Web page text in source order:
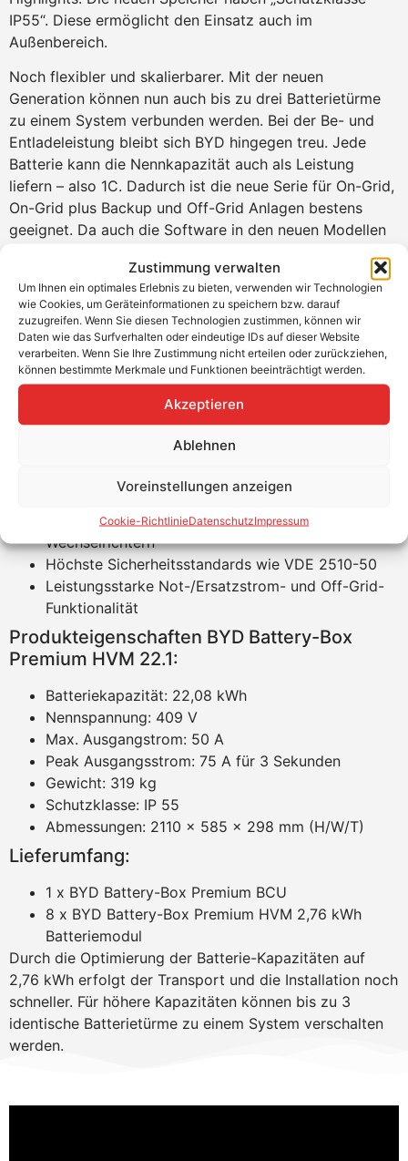
Zustimmung verwalten
Um Ihnen ein optimales Erlebnis zu bieten, verwenden wir Technologien
wie Cookies, um Geräteinformationen zu speichern bzw. darauf
zuzugreifen. Wenn Sie diesen Technologien zustimmen, können wir
Daten wie das Surfverhalten oder eindeutige IDs auf dieser Website
verarbeiten. Wenn Sie Ihre Zustimmung nicht erteilen oder zurückziehen,
können bestimmte Merkmale und Funktionen beeinträchtigt werden.
Akzeptieren
Ablehnen
Voreinstellungen anzeigen
Cookie-RichtlinieDatenschutzImpressum
IP55“. Diese ermöglicht den Einsatz auch im
Außenbereich.
Noch flexibler und skalierbarer. Mit der neuen
Generation können nun auch bis zu drei Batterietürme
zu einem System verbunden werden. Bei der Be- und
Entladeleistung bleibt sich BYD hingegen treu. Jede
Batterie kann die Nennkapazität auch als Leistung
liefern – also 1C. Dadurch ist die neue Serie für On-Grid,
On-Grid plus Backup und Off-Grid Anlagen bestens
geeignet. Da auch die Software in den neuen Modellen
Probleme mit Kostal, SMA, Fronius und GoodWe
kompatibel.
Produktvorteile:
Preisgekrönte Effizienz dank echter
Serienschaltung
Das patentierte modulare Steckdesign erfordert
maximale Flexibilität und Benutzerfreundlichkeit
Kobaltfreie Lithium-Eisen-Phosphat-Batterie (LFP):
Maximale Sicherheit, Lebensdauer und Leistung
Kompatibel mit führenden 1- und 3-Phasen-
Wechselrichtern
Höchste Sicherheitsstandards wie VDE 2510-50
Leistungsstarke Not-/Ersatzstrom- und Off-Grid-
Funktionalität
Produkteigenschaften BYD Battery-Box
Premium HVM 22.1:
Batteriekapazität: 22,08 kWh
Nennspannung: 409 V
Max. Ausgangstrom: 50 A
Peak Ausgangsstrom: 75 A für 3 Sekunden
Gewicht: 319 kg
Schutzklasse: IP 55
Abmessungen: 2110 x 585 x 298 mm (H/W/T)
Lieferumfang:
1 x BYD Battery-Box Premium BCU
8 x BYD Battery-Box Premium HVM 2,76 kWh
Batteriemodul
Durch die Optimierung der Batterie-Kapazitäten auf
2,76 kWh erfolgt der Transport und die Installation noch
schneller. Für höhere Kapazitäten können bis zu 3
identische Batterietürme zu einem System verschalten
werden.